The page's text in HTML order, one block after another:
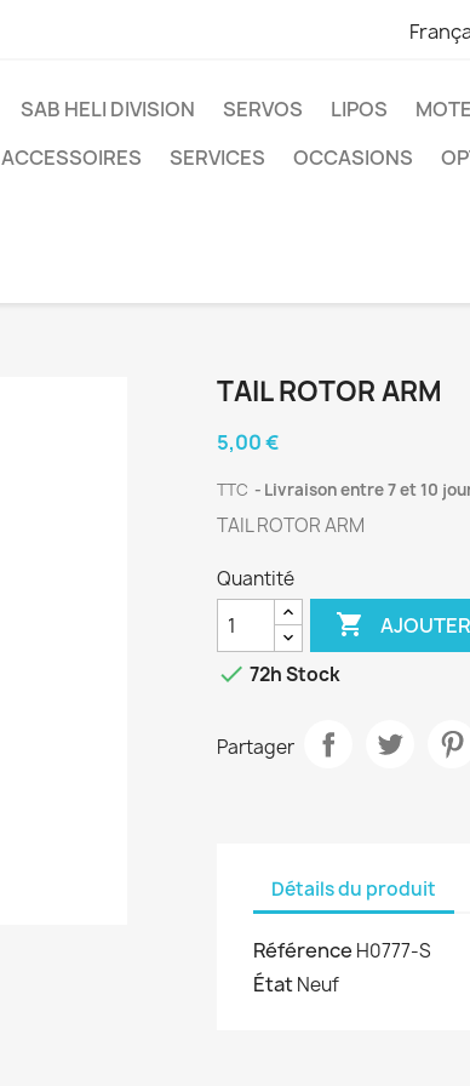
SAB HELI DIVISION SERVOS LIPOS
ACCESSOIRES SERVICES OCCASIONS
TAIL ROTOR ARM
5,00 €
TTC Livraison entre 7 et 10
TAIL ROTOR ARM
Quantité

 72h Stock
Partager
Détails du produit
Référence H0777-S
ÉtatNeuf